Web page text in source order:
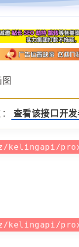
查看该接口开发
kelingapi/